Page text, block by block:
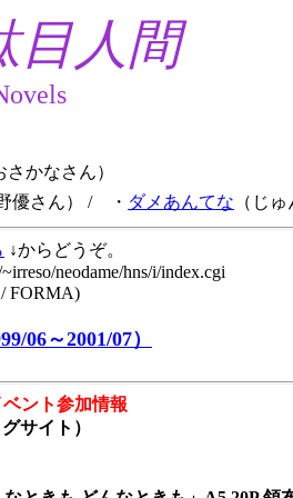
目人間
さかなさん）
優さん） / ・ ダメあんてな （じ
↓からどうぞ。
neodame/hns/i/index.cgi
/ FORMA)
06～2001/07）
ント参加情報
サイト）